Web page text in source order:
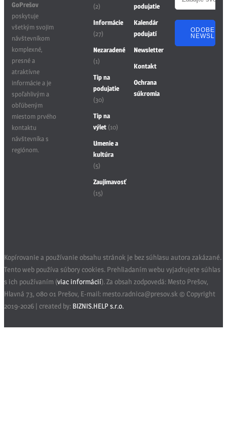
GoPrešov
poskytuje
všetkým svojim
návštevníkom
komplexné,
presné a
atraktívne
informácie a je
spoľahlivým a
obľúbeným
miestom prvého
kontaktu
návštevníka s
regiónom.
(2)
Informácie
(27)
Nezaradené
(1)
Tip na
podujatie
(30)
Tip na
výlet(10)
Umenie a
kultúra
(5)
Zaujímavosť
(15)
podujatie
Kalendár
podujatí
Newsletter
Kontakt
Ochrana
súkromia
Kopírovanie a používanie obsahu stránok je bez súhlasu autora zakázané.
Tento web používa súbory cookies. Prehliadaním webu vyjadrujete súhlas
s ich používaním (viac informácií). Za obsah zodpovedá: Mesto Prešov,
Hlavná 73, 080 01 Prešov, E-mail: mesto.radnica@presov.sk © Copyright
2019-2026 | created by: BIZNIS.HELP s.r.o.